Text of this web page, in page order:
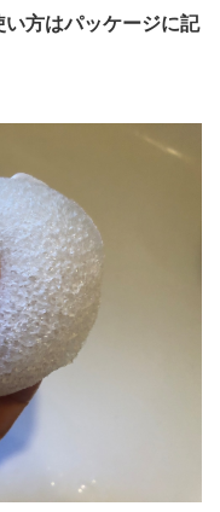
方はパッケージに記